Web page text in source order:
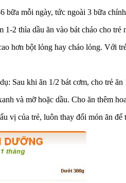
bữa mỗi ngày, tức ngoài 3 bữa
2 thìa dầu ăn vào bát cháo cho
hơn bột lỏng hay cháo lỏng. Với
Sau khi ăn 1/2 bát cơm, cho trẻ
và mỡ hoặc dầu. Cho ăn thêm
vị của trẻ, luôn thay đổi món ăn để